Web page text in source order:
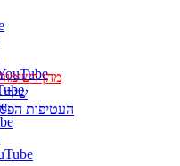
מהן
העטיפות